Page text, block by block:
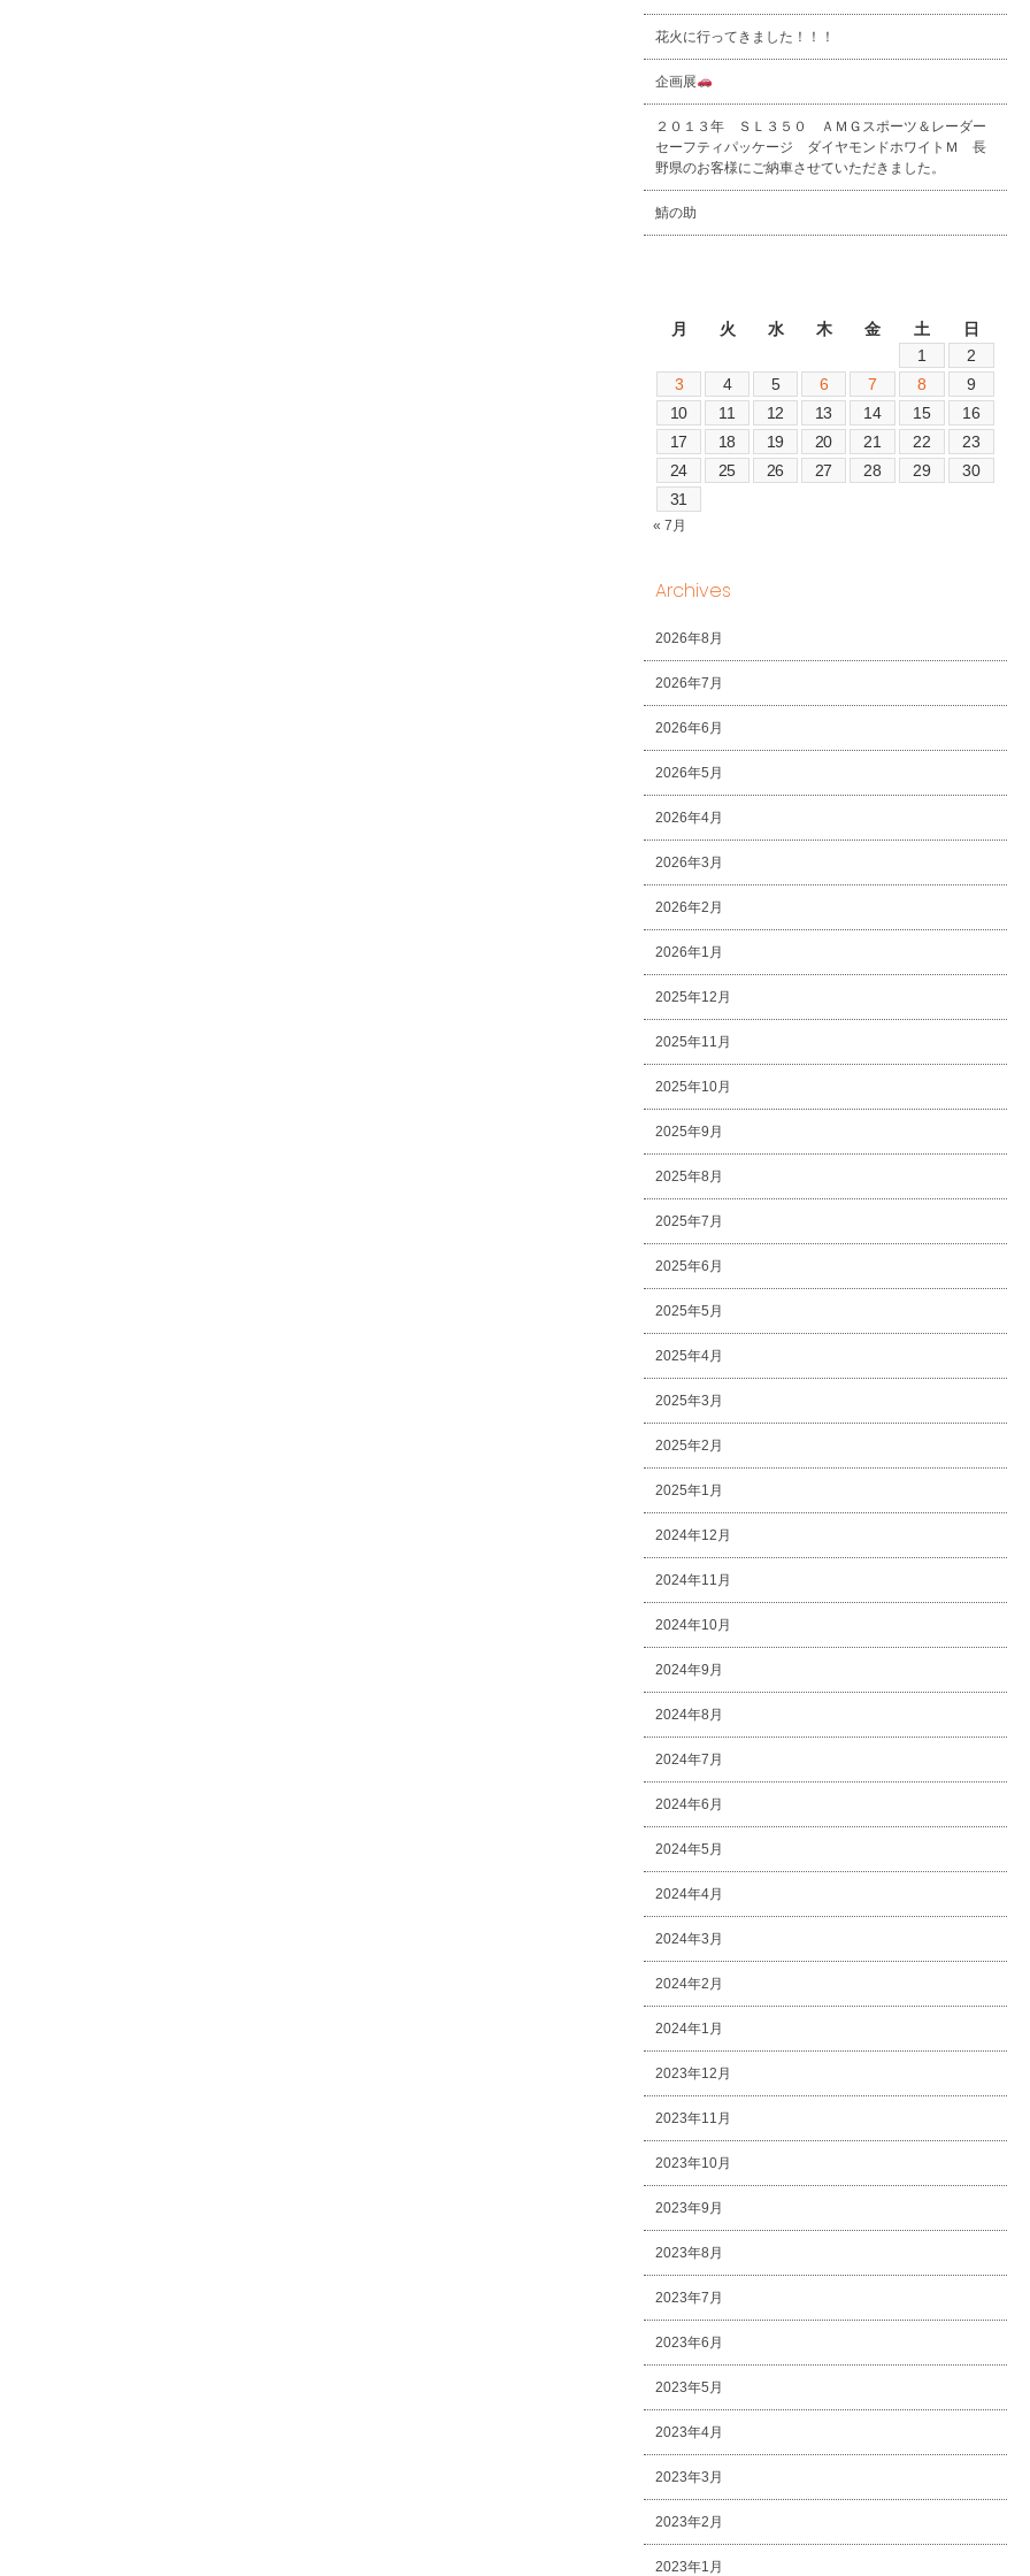
花火に行ってきました！！！
企画展
２０１３年 ＳＬ３５０ ＡＭＧスポーツ＆レーダー
セーフティパッケージ ダイヤモンドホワイトＭ 長
野県のお客様にご納車させていただきました。
鯖の助
月
火 水 木 金 土
日
1
2
3
4 5 6 7 8
9
10
11 12 13 14 15
16
17
18 19 20 21 22
23
24
25 26 27 28 29
30
31
« 7月
Archives
2026年8月
2026年7月
2026年6月
2026年5月
2026年4月
2026年3月
2026年2月
2026年1月
2025年12月
2025年11月
2025年10月
2025年9月
2025年8月
2025年7月
2025年6月
2025年5月
2025年4月
2025年3月
2025年2月
2025年1月
2024年12月
2024年11月
2024年10月
2024年9月
2024年8月
2024年7月
2024年6月
2024年5月
2024年4月
2024年3月
2024年2月
2024年1月
2023年12月
2023年11月
2023年10月
2023年9月
2023年8月
2023年7月
2023年6月
2023年5月
2023年4月
2023年3月
2023年2月
2023年1月